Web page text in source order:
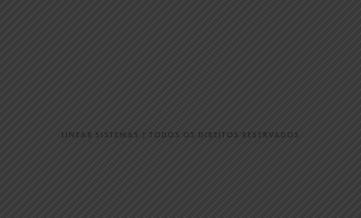
LINEAR SISTEMAS | TODOS OS DIREITOS RESERVADOS